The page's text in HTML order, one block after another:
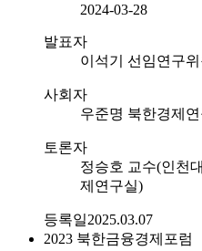
2024-03-28
발표자
이석기 선임연구
사회자
우준명 북한경제
토론자
정승호 교수(인천
제연구실)
등록일2025.03.07
2023 북한금융경제포럼